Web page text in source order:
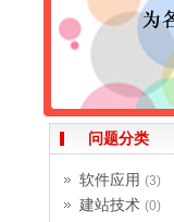
问题分类
软件应用 (3)
建站技术 (0)